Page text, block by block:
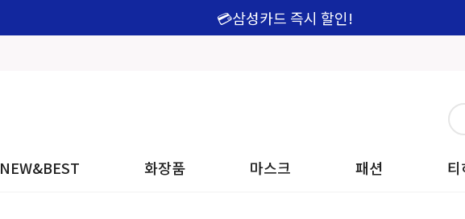
💳삼성카드 즉시 할인!
NEW&BEST 화장품 마스크 패션